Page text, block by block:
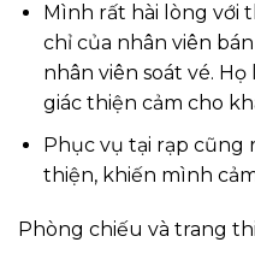
Mình rất hài lòng với
chỉ của nhân viên
nhân viên soát vé.
giác thiện cảm cho
Phục vụ tại rạp cũng
thiện, khiến mình
Phòng chiếu và trang